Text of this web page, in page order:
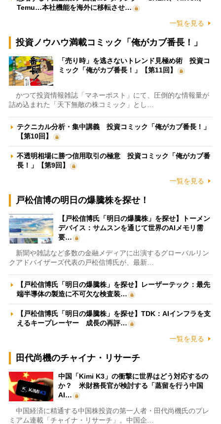
Temu…本社機能を海外に移転させ…
一覧を見る
投資ノウハウ満載コミック「俺がカブ番長！」
「売り時」を逃さないトレンド見極め術 投資コ
ミック「俺がカブ番長！」【第11回】
かつて投資情報雑誌「マネーポスト」にて、圧倒的な情報量が
詰め込まれた「天下無敵の株コミック」とし…
テクニカル分析・集中講義 投資コミック「俺がカブ番長！」
【第10回】
不透明相場に勝つ信用取引の極意 投資コミック「俺がカブ番
長！」【第9回】
一覧を見る
戸松信博の明日の爆騰株を探せ！
【戸松信博氏「明日の爆騰株」を探せ】トーメン
デバイス：サムスンを通じて世界のAIメモリ需
要…
新聞や雑誌など多数の金融メディアに出演するグローバルリン
クアドバイザーズ代表の戸松信博氏が、最新…
【戸松信博氏「明日の爆騰株」を探せ】レーザーテック：最先
端半導体の製造に不可欠な検査装…
【戸松信博氏「明日の爆騰株」を探せ】TDK：AIインフラを支
えるキープレーヤー 成長の再評…
一覧を見る
田代尚機のチャイナ・リサーチ
中国「Kimi K3」の衝撃に世界はどう対応するの
か？ 米財務長官が検討する「蒸留を行う中国
AI…
中国経済に精通する中国株投資の第一人者・田代尚機氏のプレ
ミアム連載「チャイナ・リサーチ」。中国企…